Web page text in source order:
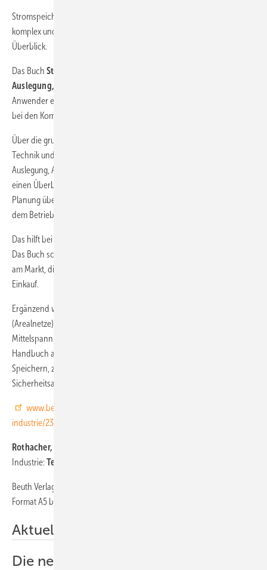
Stromspeicher boomen. Doch die Technik ist neu, die Systeme
komplex und die Genehmigungen zäh. Oft fehlt ein umfassender
Überblick.
Das Buch Stromspeicher für Gewerbe und Industrie: Technik,
Auslegung, Installation und Produkte
Anwender elektrischer Speichersysteme im Gewerbe, in der Industrie,
bei den Kommunen und Energieversorgern.
Über die grundlegende Beschreibung des aktuellen Stands der
Technik und Normung werden praktische Hinweise zur korrekten
Auslegung, Auswahl und Sicherheit gegeben. Etablierte Firmen geben
einen Überblick über ihre Referenzen und Kompetenzen: von der
Planung über die Genehmigung, den Bau bis zur Inbetriebnahme und
dem Betrieb.
Das hilft bei der Sondierung und Auswahl geeigneter Projektpartner.
Das Buch schließt mit einem Überblick über die wichtigsten Systeme
am Markt, die Preisentwicklung sowie Beispielangebote für den
Einkauf.
Ergänzend werden Schemata zur Einbindung in Firmennetze
(Arealnetze) und in öffentliche Netze (Niederspannung,
Mittelspannung, Hochspannung) geliefert. Darüber hinaus bietet das
Handbuch aktuelle Checklisten: zur Auswahl und dem Einkauf von
Speichern, zur Inbetriebnahme, über die wichtigsten Normen und
Sicherheitsaspekte.
www.beuth.de/de/publikation/stromspeicher-gewerbe-
industrie/238197617
Rothacher, Schwarzburger, Timke:
Industrie: Technik, Auslegung, Installation und Produkte
Beuth Verlag, Berlin 2018, ca. 350 Seiten, zahlreiche Abbildungen,
Format A5 broschiert. ISBN 978-3-410-25755-4, Preis: 84 Euro.
Aktuelles Video
Die neuen Stromspeicher für